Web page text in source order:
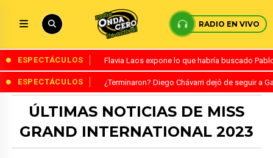
RADIO EN VIVO
ESPECTÁCULOS Flavia Laos expone lo que habría buscado
ESPECTÁCULOS ¿Terminaron? Diego Chávarri dejó de seguir a
ÚLTIMAS NOTICIAS DE MISS
GRAND INTERNATIONAL 2023